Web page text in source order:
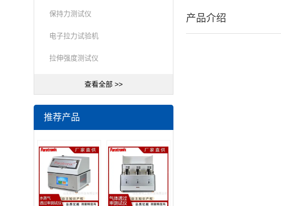
保持力测试仪
电子拉力试验机
拉伸强度测试仪
查看全部 >>
推荐产品
产品介绍